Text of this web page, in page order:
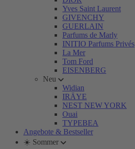
Yves Saint Laurent
GIVENCHY
GUERLAIN
Parfums de Marly
INITIO Parfums Privés
La Mer
Tom Ford
EISENBERG
Neu
Widian
IRÄYE
NEST NEW YORK
Ouai
TYPEBEA
Angebote & Bestseller
☀️ Sommer